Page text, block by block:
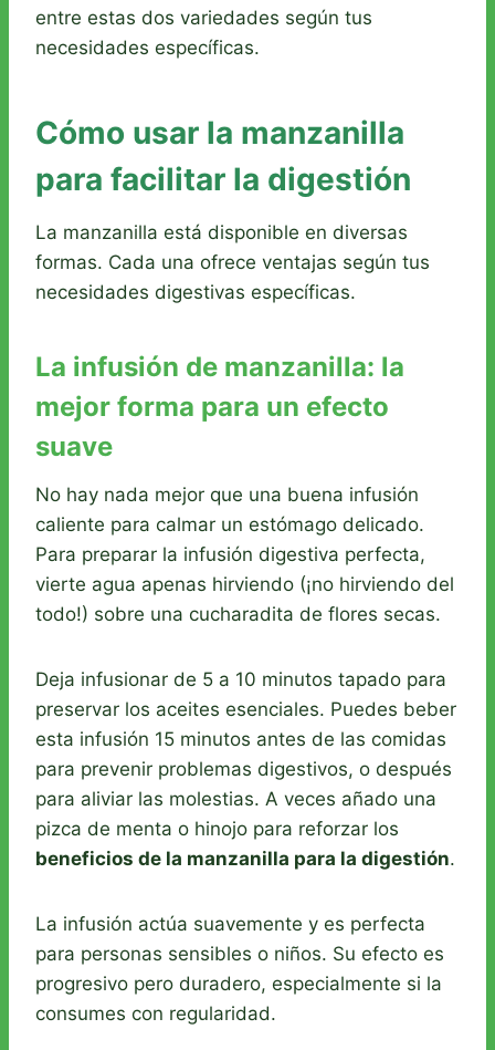
entre estas dos variedades según tus
necesidades específicas.
Cómo usar la manzanilla
para facilitar la digestión
La manzanilla está disponible en diversas
formas. Cada una ofrece ventajas según tus
necesidades digestivas específicas.
La infusión de manzanilla: la
mejor forma para un efecto
suave
No hay nada mejor que una buena infusión
caliente para calmar un estómago delicado.
Para preparar la infusión digestiva perfecta,
vierte agua apenas hirviendo (¡no hirviendo del
todo!) sobre una cucharadita de flores secas.
Deja infusionar de 5 a 10 minutos tapado para
preservar los aceites esenciales. Puedes beber
esta infusión 15 minutos antes de las comidas
para prevenir problemas digestivos, o después
para aliviar las molestias. A veces añado una
pizca de menta o hinojo para reforzar los
beneficios de la manzanilla para la digestión.
La infusión actúa suavemente y es perfecta
para personas sensibles o niños. Su efecto es
progresivo pero duradero, especialmente si la
consumes con regularidad.